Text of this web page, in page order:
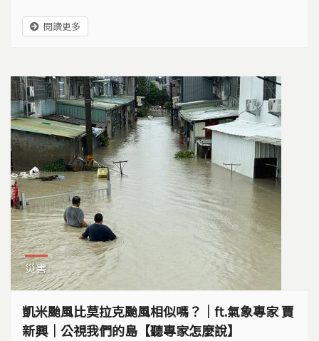
閱讀更多
災害
凱米颱風比莫拉克颱風相似嗎？｜ft.氣象專家 賈
新興｜公視我們的島【聽專家怎麼說】